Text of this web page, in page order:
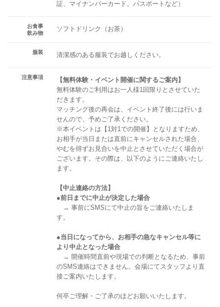
証、マイナンバーカード、パスポートなど）
お食事
飲み物
ソフトドリンク（お茶）
服装 清潔感のある服装でお越しください。
注意事項
【無料体験・イベント開催に関するご案内】
無料体験のご利用はお一人様1回限りとさせていた
だきます。
マッチング後の再会は、イベント終了後には行いま
せんので、予めご了承ください。
※本イベントは【1対1での開催】となりますため、
お相手が当日または直前にキャンセルされた場合、
やむを得ずお見合いを中止とさせていただく場合が
ございます。その際は、以下のようにご連絡いたし
ます。
【中止連絡の方法】
●前日までに中止が決定した場合
→ 事前にSMSにて中止の旨をご連絡いたしま
す。
●当日になってから、お相手の急なキャンセル等に
より中止となった場合
→ 開催時間直前や現場での判断となるため、事前
のSMS連絡はできません。会場にてスタッフより直
接ご案内いたします。
何卒ご理解・ご了承のほどお願いいたします。